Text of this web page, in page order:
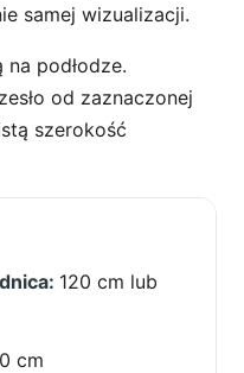
samej wizualizacji.
podłodze.
od zaznaczonej
szerokość
120 cm lub
cm